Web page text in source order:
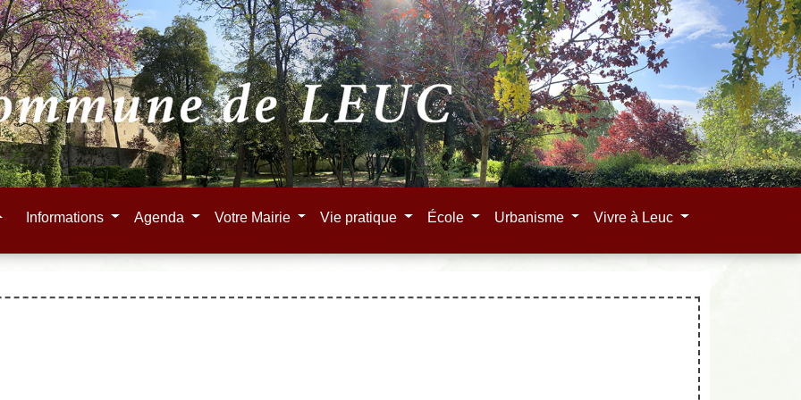
Informations Agenda Votre Mairie Vie pratique École Urbanisme Vivre à Leuc